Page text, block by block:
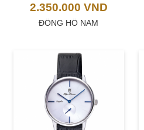
2.350.000 VND
ĐỒNG HỒ NAM